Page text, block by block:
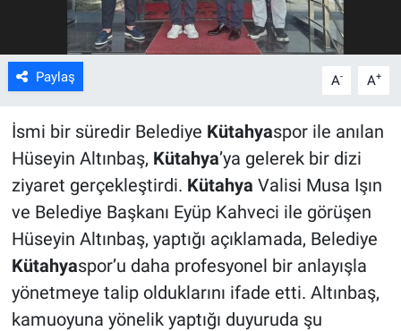
Paylaş A- A+
İsmi bir süredir Belediye Kütahyaspor ile anılan
Hüseyin Altınbaş, Kütahya’ya gelerek bir dizi
ziyaret gerçekleştirdi. Kütahya Valisi Musa Işın
ve Belediye Başkanı Eyüp Kahveci ile görüşen
Hüseyin Altınbaş, yaptığı açıklamada, Belediye
Kütahyaspor’u daha profesyonel bir anlayışla
yönetmeye talip olduklarını ifade etti. Altınbaş,
kamuoyuna yönelik yaptığı duyuruda şu